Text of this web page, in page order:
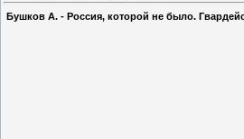
Бушков А. - Россия, которой не было.